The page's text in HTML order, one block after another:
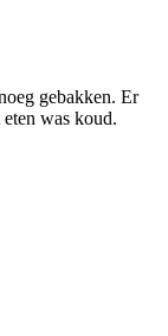
gebakken. Er
was koud.